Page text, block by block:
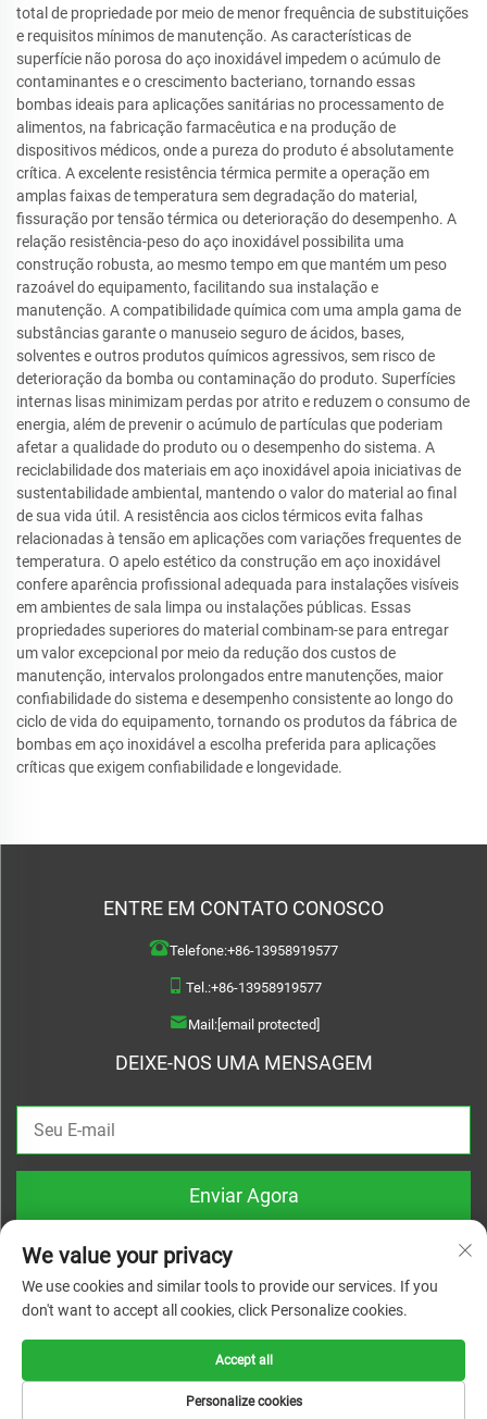
total de propriedade por meio de menor frequência de substituições
e requisitos mínimos de manutenção. As características de
superfície não porosa do aço inoxidável impedem o acúmulo de
contaminantes e o crescimento bacteriano, tornando essas
bombas ideais para aplicações sanitárias no processamento de
alimentos, na fabricação farmacêutica e na produção de
dispositivos médicos, onde a pureza do produto é absolutamente
crítica. A excelente resistência térmica permite a operação em
amplas faixas de temperatura sem degradação do material,
fissuração por tensão térmica ou deterioração do desempenho. A
relação resistência-peso do aço inoxidável possibilita uma
construção robusta, ao mesmo tempo em que mantém um peso
razoável do equipamento, facilitando sua instalação e
manutenção. A compatibilidade química com uma ampla gama de
substâncias garante o manuseio seguro de ácidos, bases,
solventes e outros produtos químicos agressivos, sem risco de
deterioração da bomba ou contaminação do produto. Superfícies
internas lisas minimizam perdas por atrito e reduzem o consumo de
energia, além de prevenir o acúmulo de partículas que poderiam
afetar a qualidade do produto ou o desempenho do sistema. A
reciclabilidade dos materiais em aço inoxidável apoia iniciativas de
sustentabilidade ambiental, mantendo o valor do material ao final
de sua vida útil. A resistência aos ciclos térmicos evita falhas
relacionadas à tensão em aplicações com variações frequentes de
temperatura. O apelo estético da construção em aço inoxidável
confere aparência profissional adequada para instalações visíveis
em ambientes de sala limpa ou instalações públicas. Essas
propriedades superiores do material combinam-se para entregar
um valor excepcional por meio da redução dos custos de
manutenção, intervalos prolongados entre manutenções, maior
confiabilidade do sistema e desempenho consistente ao longo do
ciclo de vida do equipamento, tornando os produtos da fábrica de
bombas em aço inoxidável a escolha preferida para aplicações
críticas que exigem confiabilidade e longevidade.
ENTRE EM CONTATO CONOSCO
Telefone:+86-13958919577
Tel.:+86-13958919577
Mail:[email protected]
DEIXE-NOS UMA MENSAGEM
Enviar Agora
Política de Privacidade
We value your privacy
We use cookies and similar tools to provide our services. If you
don't want to accept all cookies, click Personalize cookies.
Personalize cookies
Accept all